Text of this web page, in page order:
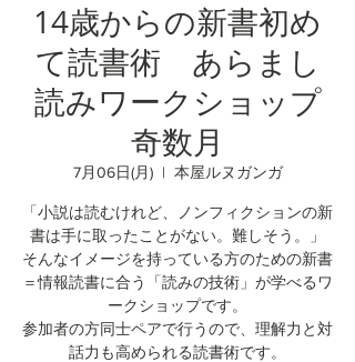
14歳からの新書初め
て読書術 あらまし
読みワークショップ
奇数月
7月06日(月)
  |
本屋ルヌガンガ
「小説は読むけれど、ノンフィクションの新
書は手に取ったことがない。難しそう。」
そんなイメージを持っている方のための新書
＝情報読書に合う「読みの技術」が学べるワ
ークショップです。
参加者の方同士ペアで行うので、理解力と対
話力も高められる読書術です。